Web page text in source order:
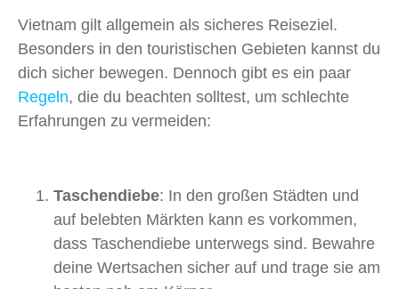
Vietnam gilt allgemein als sicheres Reiseziel.
Besonders in den touristischen Gebieten kannst du
dich sicher bewegen. Dennoch gibt es ein paar
Regeln, die du beachten solltest, um schlechte
Erfahrungen zu vermeiden:
Taschendiebe: In den großen Städten und
auf belebten Märkten kann es vorkommen,
dass Taschendiebe unterwegs sind. Bewahre
deine Wertsachen sicher auf und trage sie am